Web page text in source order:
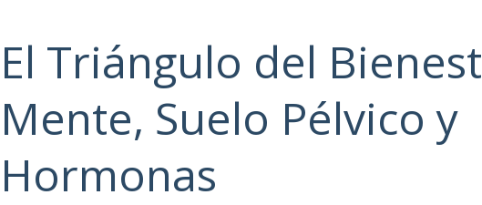
El Triángulo del
Mente, Suelo Pélvico y
Hormonas